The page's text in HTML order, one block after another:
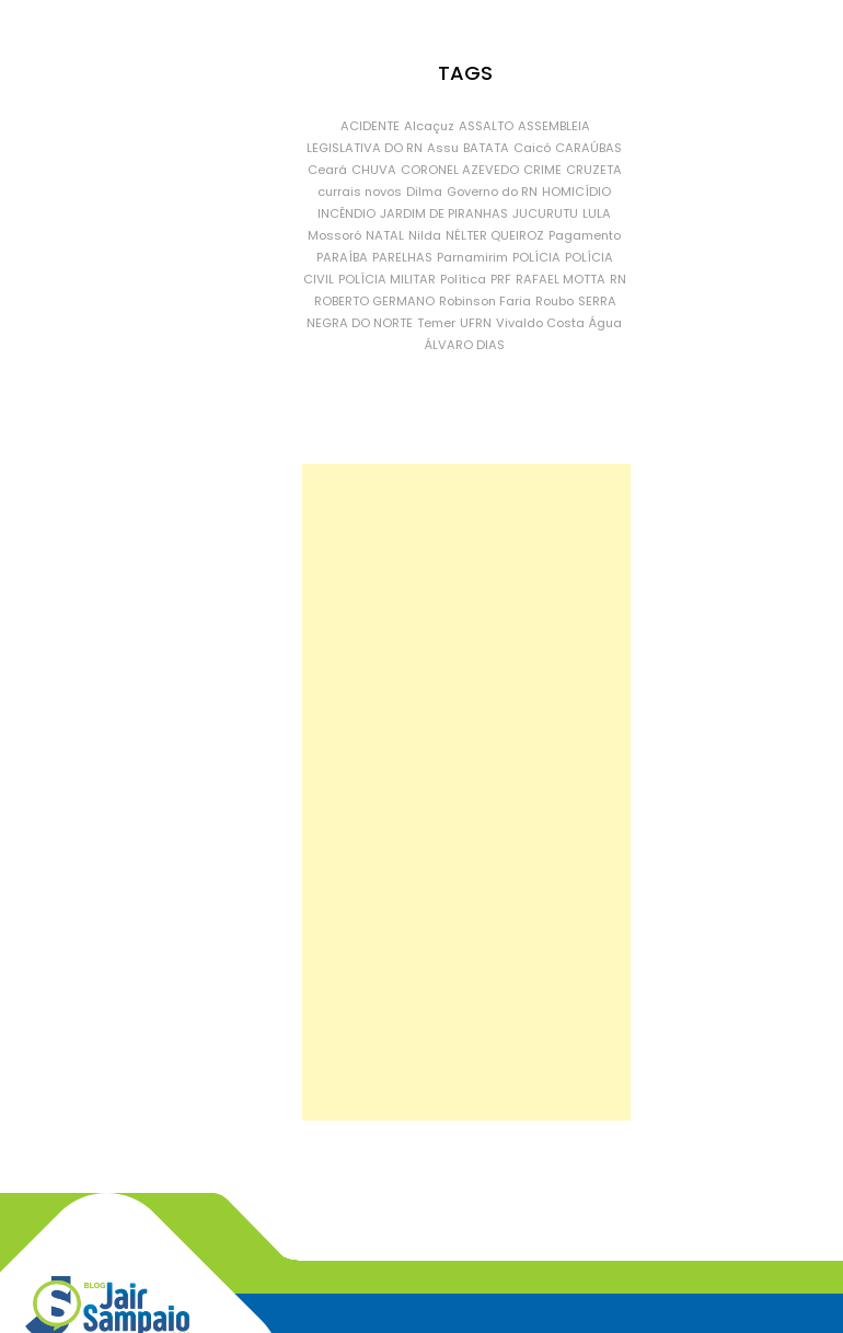
TAGS
ACIDENTE Alcaçuz ASSALTO ASSEMBLEIA
LEGISLATIVA DO RN Assu BATATA Caicó CARAÚBAS
Ceará CHUVA CORONEL AZEVEDO CRIME CRUZETA
currais novos Dilma Governo do RN HOMICÍDIO
INCÊNDIO JARDIM DE PIRANHAS JUCURUTU LULA
Mossoró NATAL Nilda NÉLTER QUEIROZ Pagamento
PARAÍBA PARELHAS Parnamirim POLÍCIA POLÍCIA
CIVIL POLÍCIA MILITAR Política PRF RAFAEL MOTTA RN
ROBERTO GERMANO Robinson Faria Roubo SERRA
NEGRA DO NORTE Temer UFRN Vivaldo Costa Água
ÁLVARO DIAS